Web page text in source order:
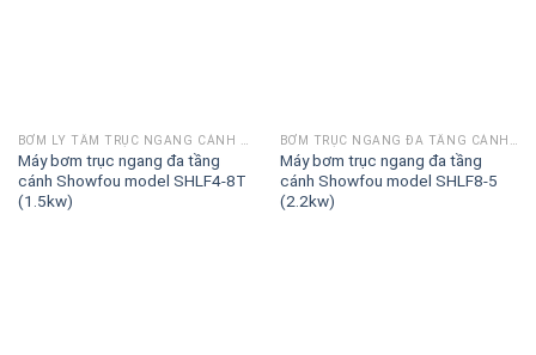
Máy bơm trục ngang đa tầng
cánh Showfou model SHLF4-8T
(1.5kw)
Máy bơm trục ngang đa tầng
cánh Showfou model SHLF8-5
(2.2kw)